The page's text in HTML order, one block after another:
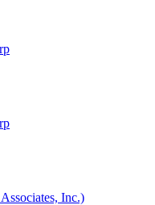
Inc.)